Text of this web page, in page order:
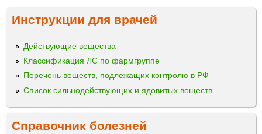
Инструкции для врачей
Действующие вещества
Классификация ЛС по фармгруппе
Перечень веществ, подлежащих контролю в РФ
Список сильнодействующих и ядовитых веществ
Справочник болезней